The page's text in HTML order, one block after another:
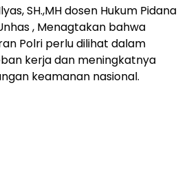
SH.,MH dosen Hukum Pidana
, Menagtakan bahwa
Polri perlu dilihat dalam
kerja dan meningkatnya
keamanan nasional.